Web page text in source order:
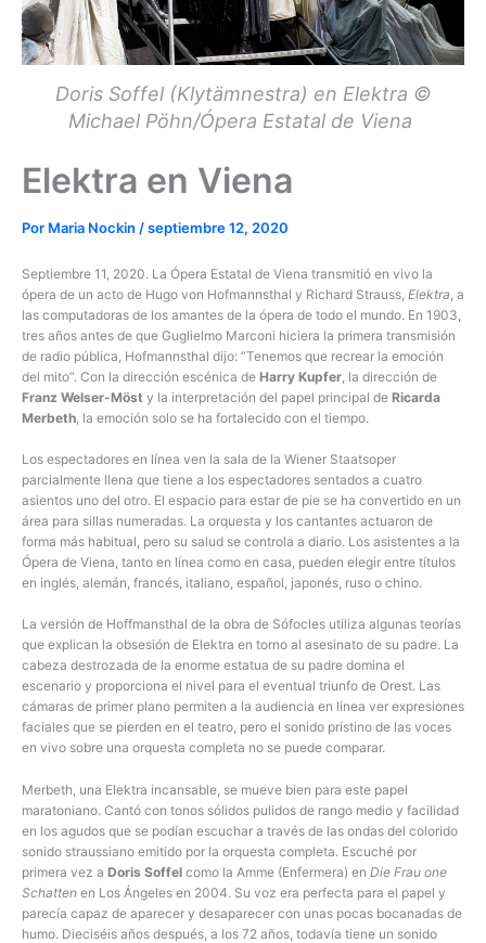
Doris Soffel (Klytämnestra) en Elektra ©
Michael Pöhn/Ópera Estatal de Viena
Elektra en Viena
Por Maria Nockin /septiembre 12, 2020
Septiembre 11, 2020. La Ópera Estatal de Viena transmitió en vivo la
ópera de un acto de Hugo von Hofmannsthal y Richard Strauss, Elektra, a
las computadoras de los amantes de la ópera de todo el mundo. En 1903,
tres años antes de que Guglielmo Marconi hiciera la primera transmisión
de radio pública, Hofmannsthal dijo: “Tenemos que recrear la emoción
del mito”. Con la dirección escénica de Harry Kupfer, la dirección de
Franz Welser-Möst y la interpretación del papel principal de Ricarda
Merbeth, la emoción solo se ha fortalecido con el tiempo.
Los espectadores en línea ven la sala de la Wiener Staatsoper
parcialmente llena que tiene a los espectadores sentados a cuatro
asientos uno del otro. El espacio para estar de pie se ha convertido en un
área para sillas numeradas. La orquesta y los cantantes actuaron de
forma más habitual, pero su salud se controla a diario. Los asistentes a la
Ópera de Viena, tanto en línea como en casa, pueden elegir entre títulos
en inglés, alemán, francés, italiano, español, japonés, ruso o chino.
La versión de Hoffmansthal de la obra de Sófocles utiliza algunas teorías
que explican la obsesión de Elektra en torno al asesinato de su padre. La
cabeza destrozada de la enorme estatua de su padre domina el
escenario y proporciona el nivel para el eventual triunfo de Orest. Las
cámaras de primer plano permiten a la audiencia en línea ver expresiones
faciales que se pierden en el teatro, pero el sonido prístino de las voces
en vivo sobre una orquesta completa no se puede comparar.
Merbeth, una Elektra incansable, se mueve bien para este papel
maratoniano. Cantó con tonos sólidos pulidos de rango medio y facilidad
en los agudos que se podían escuchar a través de las ondas del colorido
sonido straussiano emitido por la orquesta completa. Escuché por
primera vez a Doris Soffel como la Amme (Enfermera) en Die Frau one
Schatten en Los Ángeles en 2004. Su voz era perfecta para el papel y
parecía capaz de aparecer y desaparecer con unas pocas bocanadas de
humo. Dieciséis años después, a los 72 años, todavía tiene un sonido